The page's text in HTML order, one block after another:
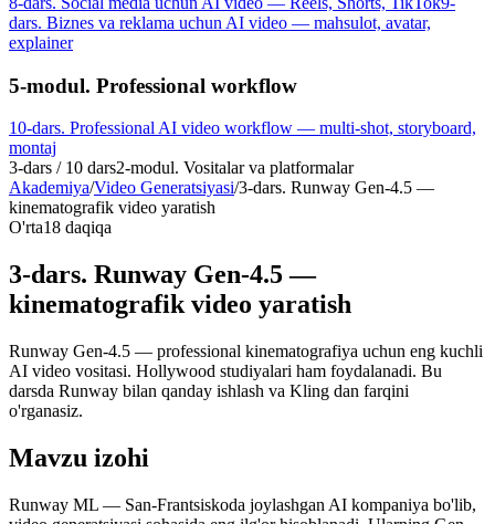
dars. Biznes va reklama uchun AI video — mahsulot, avatar,
explainer
5-modul. Professional workflow
10-dars. Professional AI video workflow — multi-shot, storyboard,
montaj
3-dars / 10 dars2-modul. Vositalar va platformalar
Akademiya/Video Generatsiyasi/3-dars. Runway Gen-4.5 —
kinematografik video yaratish
O'rta18 daqiqa
3-dars. Runway Gen-4.5 —
kinematografik video yaratish
Runway Gen-4.5 — professional kinematografiya uchun eng kuchli
AI video vositasi. Hollywood studiyalari ham foydalanadi. Bu
darsda Runway bilan qanday ishlash va Kling dan farqini
o'rganasiz.
Mavzu izohi
Runway ML — San-Frantsiskoda joylashgan AI kompaniya bo'lib,